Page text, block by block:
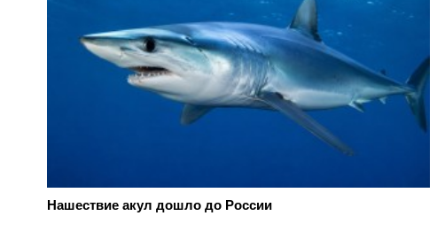
Нашествие акул дошло до России